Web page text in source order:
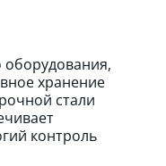
хранение
стали
контроль